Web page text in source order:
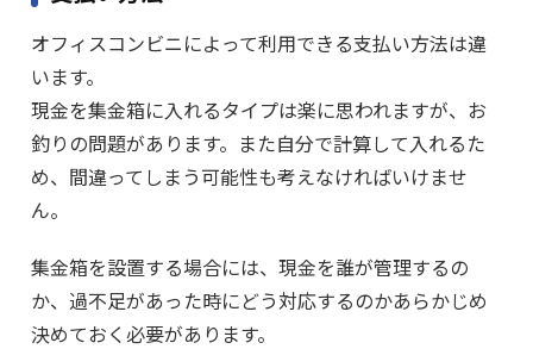
オフィスコンビニによって利用できる支払い方法は違
います。
現金を集金箱に入れるタイプは楽に思われますが、お
釣りの問題があります。また自分で計算して入れるた
め、間違ってしまう可能性も考えなければいけませ
ん。
集金箱を設置する場合には、現金を誰が管理するの
か、過不足があった時にどう対応するのかあらかじめ
決めておく必要があります。